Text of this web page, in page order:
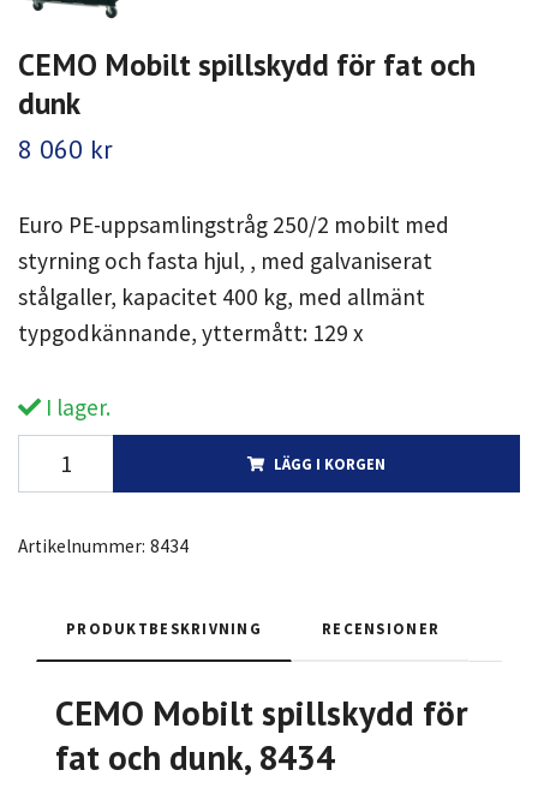
CEMO Mobilt spillskydd för fat och
dunk
8 060 kr
Euro PE-uppsamlingstråg 250/2 mobilt med
styrning och fasta hjul, , med galvaniserat
stålgaller, kapacitet 400 kg, med allmänt
typgodkännande, yttermått: 129 x
I lager.
LÄGG I KORGEN
Artikelnummer: 8434
PRODUKTBESKRIVNING RECENSIONER
CEMO Mobilt spillskydd för
fat och dunk, 8434